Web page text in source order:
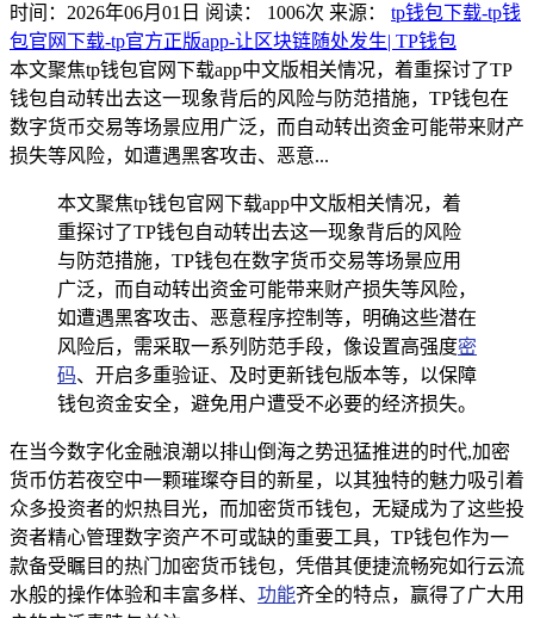
时间：2026年06月01日 阅读： 1006次 来源： tp钱包下载-tp钱
包官网下载-tp官方正版app-让区块链随处发生| TP钱包
本文聚焦tp钱包官网下载app中文版相关情况，着重探讨了TP
钱包自动转出去这一现象背后的风险与防范措施，TP钱包在
数字货币交易等场景应用广泛，而自动转出资金可能带来财产
损失等风险，如遭遇黑客攻击、恶意...
本文聚焦tp钱包官网下载app中文版相关情况，着
重探讨了TP钱包自动转出去这一现象背后的风险
与防范措施，TP钱包在数字货币交易等场景应用
广泛，而自动转出资金可能带来财产损失等风险，
如遭遇黑客攻击、恶意程序控制等，明确这些潜在
风险后，需采取一系列防范手段，像设置高强度密
码、开启多重验证、及时更新钱包版本等，以保障
钱包资金安全，避免用户遭受不必要的经济损失。
在当今数字化金融浪潮以排山倒海之势迅猛推进的时代,加密
货币仿若夜空中一颗璀璨夺目的新星，以其独特的魅力吸引着
众多投资者的炽热目光，而加密货币钱包，无疑成为了这些投
资者精心管理数字资产不可或缺的重要工具，TP钱包作为一
款备受瞩目的热门加密货币钱包，凭借其便捷流畅宛如行云流
水般的操作体验和丰富多样、 功能齐全的特点，赢得了广大用